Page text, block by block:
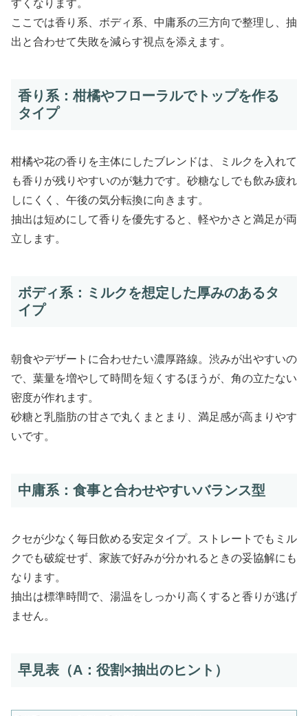
すくなります。
ここでは香り系、ボディ系、中庸系の三方向で整理し、抽
出と合わせて失敗を減らす視点を添えます。
香り系：柑橘やフローラルでトップを作る
タイプ
柑橘や花の香りを主体にしたブレンドは、ミルクを入れて
も香りが残りやすいのが魅力です。砂糖なしでも飲み疲れ
しにくく、午後の気分転換に向きます。
抽出は短めにして香りを優先すると、軽やかさと満足が両
立します。
ボディ系：ミルクを想定した厚みのあるタ
イプ
朝食やデザートに合わせたい濃厚路線。渋みが出やすいの
で、葉量を増やして時間を短くするほうが、角の立たない
密度が作れます。
砂糖と乳脂肪の甘さで丸くまとまり、満足感が高まりやす
いです。
中庸系：食事と合わせやすいバランス型
クセが少なく毎日飲める安定タイプ。ストレートでもミル
クでも破綻せず、家族で好みが分かれるときの妥協解にも
なります。
抽出は標準時間で、湯温をしっかり高くすると香りが逃げ
ません。
早見表（A：役割×抽出のヒント）